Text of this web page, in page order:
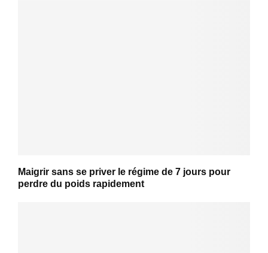
Maigrir sans se priver le régime de 7 jours pour
perdre du poids rapidement